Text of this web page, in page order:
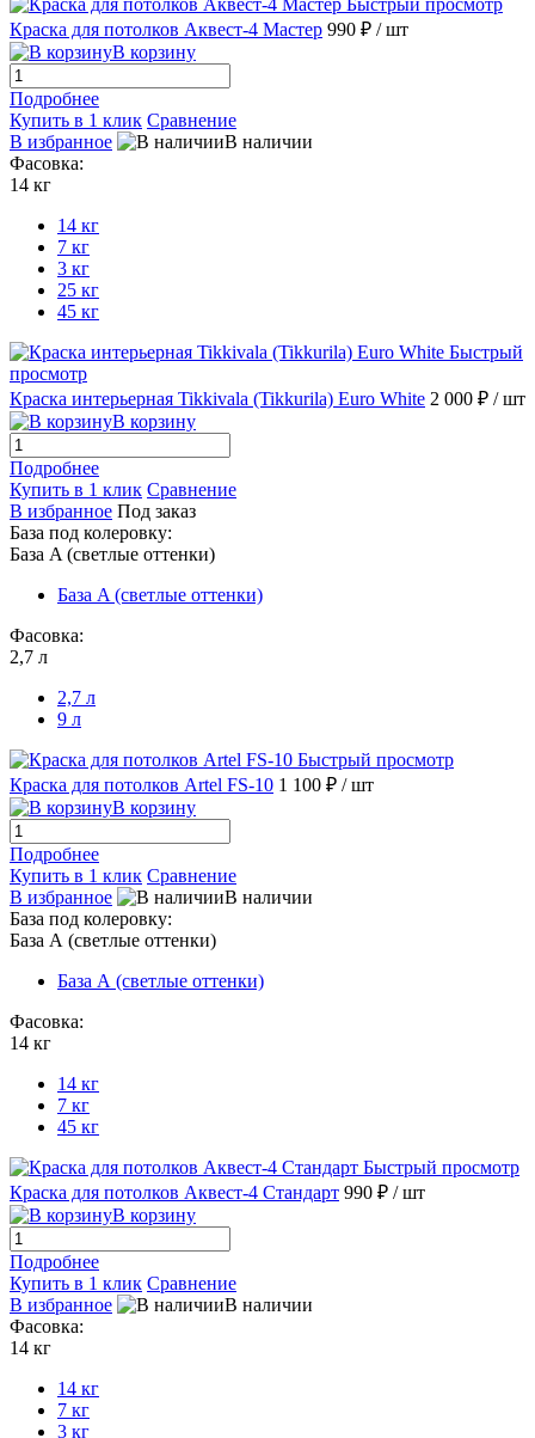
Краска для потолков Аквест-4 Мастер 990 ₽ / шт
В корзину
Подробнее
Купить в 1 клик Сравнение
В избранное
В наличии
Фасовка:
14 кг
14 кг
7 кг
3 кг
25 кг
45 кг
Быстрый
просмотр
Краска интерьерная Tikkivala (Tikkurila) Euro White 2 000 ₽ / шт
В корзину
Подробнее
Купить в 1 клик Сравнение
В избранное Под заказ
База под колеровку:
База A (светлые оттенки)
База A (светлые оттенки)
Фасовка:
2,7 л
2,7 л
9 л
Быстрый просмотр
Краска для потолков Artel FS-10 1 100 ₽ / шт
В корзину
Подробнее
Купить в 1 клик Сравнение
В избранное
В наличии
База под колеровку:
База А (светлые оттенки)
База А (светлые оттенки)
Фасовка:
14 кг
14 кг
7 кг
45 кг
Быстрый просмотр
Краска для потолков Аквест-4 Стандарт 990 ₽ / шт
В корзину
Подробнее
Купить в 1 клик Сравнение
В избранное
В наличии
Фасовка:
14 кг
14 кг
7 кг
3 кг